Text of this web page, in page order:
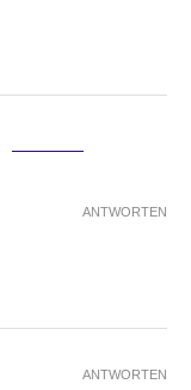
ANTWORTEN
ANTWORTEN